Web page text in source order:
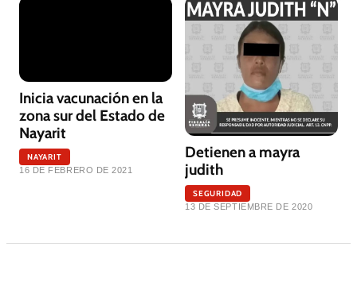
Inicia vacunación en la
zona sur del Estado de
Nayarit
NAYARIT
16 DE FEBRERO DE 2021
Detienen a mayra
judith
SEGURIDAD
13 DE SEPTIEMBRE DE 2020